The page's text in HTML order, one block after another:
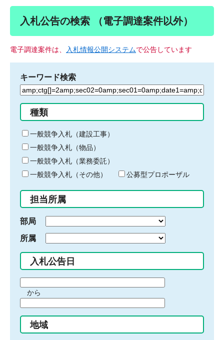
入札公告の検索 （電子調達案件以外）
電子調達案件は、 入札情報公開システムで公告しています
キーワード検索
検
る
キ
ー
ワ
ー
ド
入
力
種類
一般競争入札（建設工事）
一般競争入札（物品）
一般競争入札（業務委託）
一般競争入札（その他）
公募型プロポーザル
担当所属
部局
所属
入札公告日
間
始
り
から
間
終
地域